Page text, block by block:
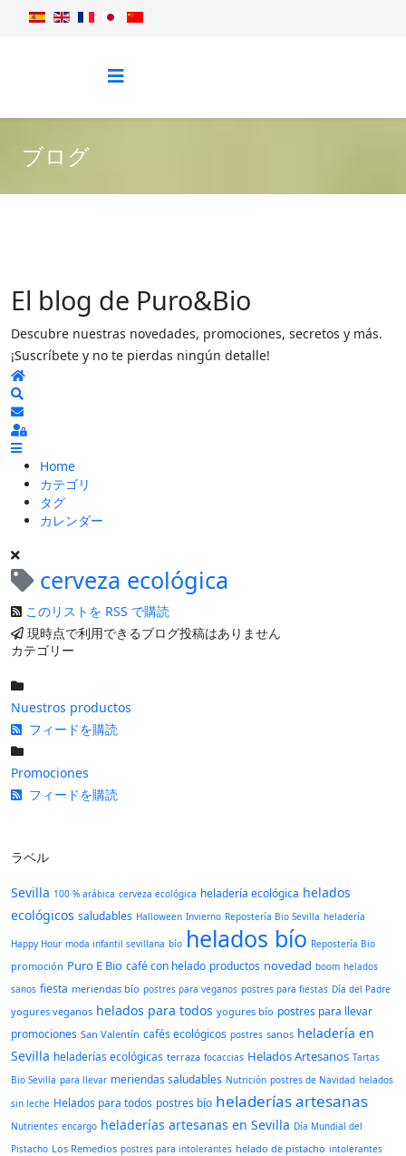
ブログ
El blog de Puro&Bio
Descubre nuestras novedades, promociones, secretos y más.
¡Suscríbete y no te pierdas ningún detalle!
Home
ブログの更新を購読
Sign In
Home
カテゴリ
タグ
カレンダー
cerveza ecológica
このリストを RSS で購読
現時点で利用できるブログ投稿はありません
カテゴリー
Nuestros productos
フィードを購読
Promociones
フィードを購読
ラベル
Sevilla 100 % arábica cerveza ecológica heladería ecológica helados
ecológicos saludables Halloween Invierno Repostería Bio Sevilla heladería
Happy Hour moda infantil sevillana bío helados bío Repostería Bio
promoción Puro E Bio café con helado productos novedad boom helados
sanos fiesta meriendas bío postres para veganos postres para fiestas Día del Padre
yogures veganos helados para todos yogures bío postres para llevar
promociones San Valentín cafés ecológicos postres sanos heladería en
Sevilla heladerías ecológicas terraza focaccias Helados Artesanos Tartas
Bio Sevilla para llevar meriendas saludables Nutrición postres de Navidad helados
sin leche Helados para todos postres bío heladerías artesanas
Nutrientes encargo heladerías artesanas en Sevilla Día Mundial del
Pistacho Los Remedios postres para intolerantes helado de pistacho intolerantes